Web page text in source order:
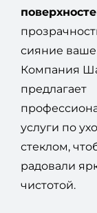
сияние
Компания
предлагает
услуги по
стеклом,
радовали
чистотой.